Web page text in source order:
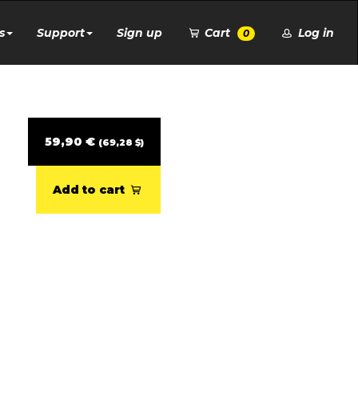
Support Sign up Cart 0 Log in
59,90 € (69,28 $)
Add to cart